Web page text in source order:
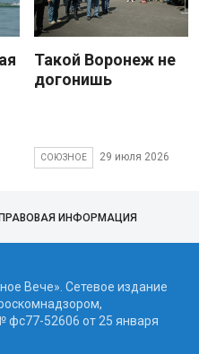
Такой Воронеж не
догонишь
СОЮЗНОЕ 29 июля 2026
ИНФОРМАЦИЯ
Вече». Сетевое издание
фc77-52606 от 25 января